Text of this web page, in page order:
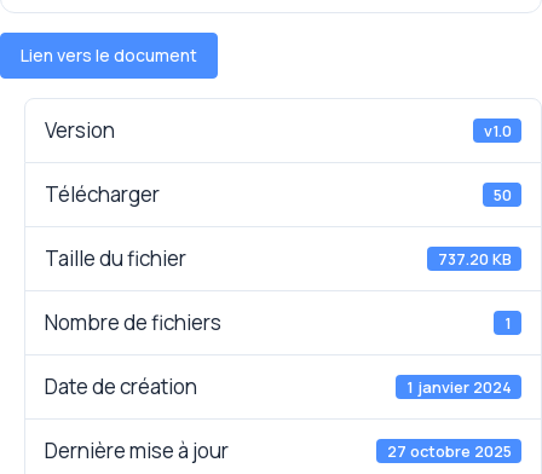
Lien vers le document
Version v1.0
Télécharger 50
Taille du fichier 737.20 KB
Nombre de fichiers 1
Date de création 1 janvier 2024
Dernière mise à jour 27 octobre 2025